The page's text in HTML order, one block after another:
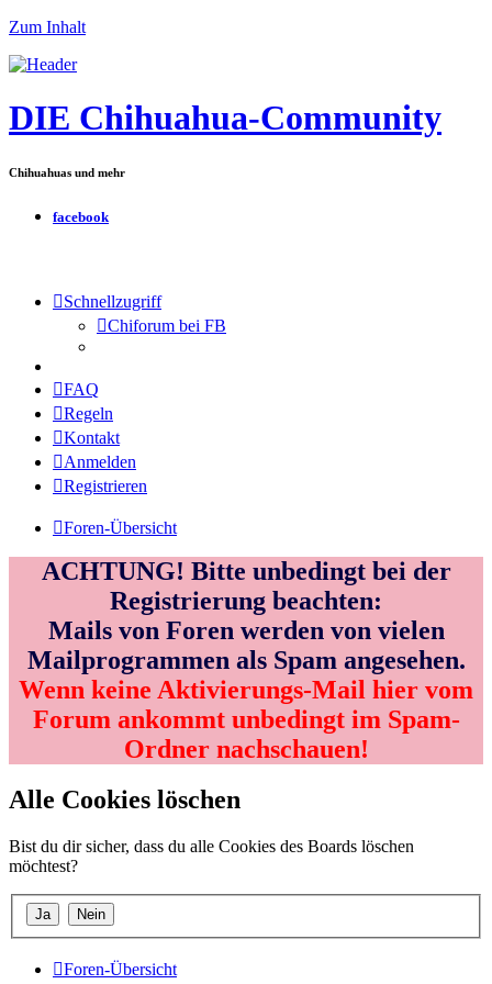
Zum Inhalt
DIE Chihuahua-Community
Chihuahuas und mehr
facebook
Schnellzugriff
Chiforum bei FB
FAQ
Regeln
Kontakt
Anmelden
Registrieren
Foren-Übersicht
ACHTUNG! Bitte unbedingt bei der
Registrierung beachten:
Mails von Foren werden von vielen
Mailprogrammen als Spam angesehen.
Wenn keine Aktivierungs-Mail hier vom
Forum ankommt unbedingt im Spam-
Ordner nachschauen!
Alle Cookies löschen
Bist du dir sicher, dass du alle Cookies des Boards löschen
möchtest?
Foren-Übersicht